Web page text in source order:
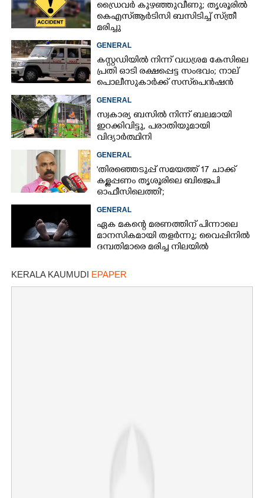
ഡ്രൈവർ കുഴഞ്ഞുവീണു; തൃശൂരിൽ
കെഎസ്‌ആർടിസി ബസിടിച്ച് സ്‌ത്രീ
മരിച്ചു
GENERAL
കസ്റ്റഡിയിൽ നിന്ന് വധശ്രമ കേസിലെ
പ്രതി ഓടി രക്ഷപ്പെട്ട സംഭവം; നാല്
പൊലീസുകാർക്ക് സസ്‌പെൻഷൻ
GENERAL
സ്വകാര്യ ബസിൽ നിന്ന് ബലമായി
ഇറക്കിവിട്ടു, പരാതിയുമായി
വിദ്യാർത്ഥിനി
GENERAL
'തിരഞ്ഞെടുപ്പ് സമയത്ത് 17 ചാക്ക്
കള്ളപ്പണം തൃശൂരിലെ ബിജെപി
ഓഫീസിലെത്തി';
വെളിപ്പെടുത്തലുമായി മുൻ ഓഫീസ്
സെക്രട്ടറി
GENERAL
ഏക മകന്റെ മരണത്തിന് പിന്നാലെ
മാനസികമായി തളർന്നു; വൈപ്പിനിൽ
ദമ്പതിമാരെ മരിച്ച നിലയിൽ
KERALA KAUMUDI EPAPER